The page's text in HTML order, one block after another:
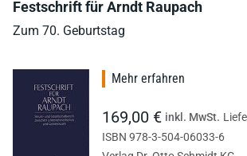
Festschrift für Arndt Raupach
Zum 70. Geburtstag
Mehr erfahren
169,00 € inkl. MwSt.
ISBN 978-3-504-06033-6